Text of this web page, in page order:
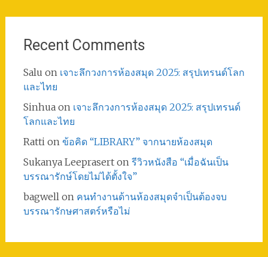
Recent Comments
Salu on เจาะลึกวงการห้องสมุด 2025: สรุปเทรนด์โลก
และไทย
Sinhuaon เจาะลึกวงการห้องสมุด 2025: สรุปเทรนด์
โลกและไทย
Rattion ข้อคิด “LIBRARY” จากนายห้องสมุด
Sukanya Leepraserton รีวิวหนังสือ “เมื่อฉันเป็น
บรรณารักษ์โดยไม่ได้ตั้งใจ”
bagwellon คนทำงานด้านห้องสมุดจำเป็นต้องจบ
บรรณารักษศาสตร์หรือไม่